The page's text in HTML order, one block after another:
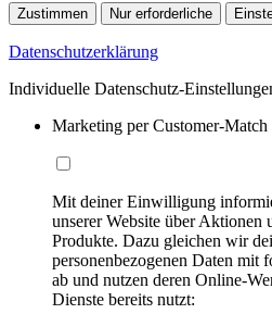
Zustimmen Nur erforderliche
Datenschutzerklärung
Individuelle Datenschutz-
Marketing per Customer-Match
Mit deiner Einwilligung
unserer Website über Aktionen
Produkte. Dazu gleichen wir
personenbezogenen Daten mit
ab und nutzen deren Online-
Dienste bereits nutzt: